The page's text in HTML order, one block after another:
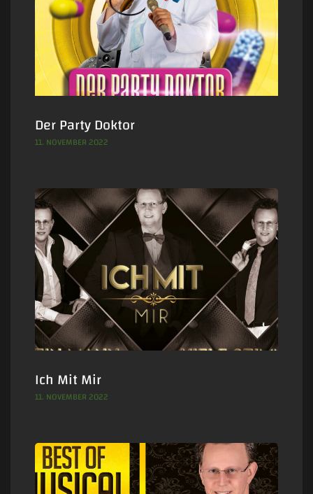
Der Party Doktor
11. NOVEMBER 2022
Ich Mit Mir
11. NOVEMBER 2022